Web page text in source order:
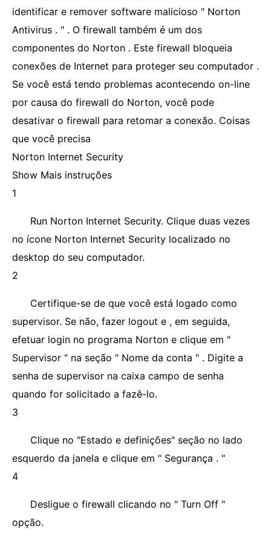
identificar e remover software malicioso " Norton
Antivirus . " . O firewall também é um dos
componentes do Norton . Este firewall bloqueia
conexões de Internet para proteger seu computador .
Se você está tendo problemas acontecendo on-line
por causa do firewall do Norton, você pode
desativar o firewall para retomar a conexão. Coisas
que você precisa
Norton Internet Security
Show Mais instruções
1
Run Norton Internet Security. Clique duas vezes
no ícone Norton Internet Security localizado no
desktop do seu computador.
2
Certifique-se de que você está logado como
supervisor. Se não, fazer logout e , em seguida,
efetuar login no programa Norton e clique em "
Supervisor " na seção " Nome da conta " . Digite a
senha de supervisor na caixa campo de senha
quando for solicitado a fazê-lo.
3
Clique no "Estado e definições" seção no lado
esquerdo da janela e clique em " Segurança . "
4
Desligue o firewall clicando no " Turn Off "
opção.